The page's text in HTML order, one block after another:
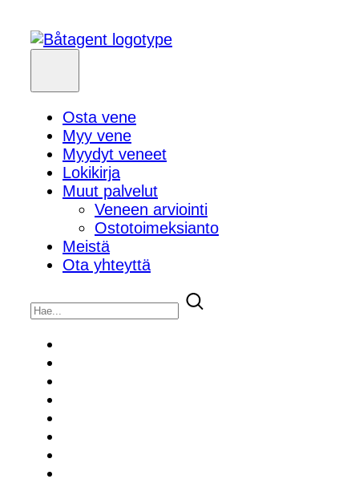
Osta vene
Myy vene
Myydyt veneet
Lokikirja
Muut palvelut
Veneen arviointi
Ostotoimeksianto
Meistä
Ota yhteyttä